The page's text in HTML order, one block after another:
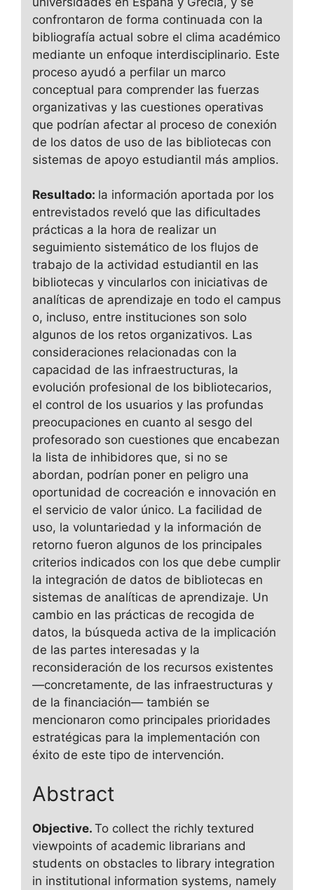
confrontaron de forma continuada con la
bibliografía actual sobre el clima académico
mediante un enfoque interdisciplinario. Este
proceso ayudó a perfilar un marco
conceptual para comprender las fuerzas
organizativas y las cuestiones operativas
que podrían afectar al proceso de conexión
de los datos de uso de las bibliotecas con
sistemas de apoyo estudiantil más amplios.
Resultado: la información aportada por los
entrevistados reveló que las dificultades
prácticas a la hora de realizar un
seguimiento sistemático de los flujos de
trabajo de la actividad estudiantil en las
bibliotecas y vincularlos con iniciativas de
analíticas de aprendizaje en todo el campus
o, incluso, entre instituciones son solo
algunos de los retos organizativos. Las
consideraciones relacionadas con la
capacidad de las infraestructuras, la
evolución profesional de los bibliotecarios,
el control de los usuarios y las profundas
preocupaciones en cuanto al sesgo del
profesorado son cuestiones que encabezan
la lista de inhibidores que, si no se
abordan, podrían poner en peligro una
oportunidad de cocreación e innovación en
el servicio de valor único. La facilidad de
uso, la voluntariedad y la información de
retorno fueron algunos de los principales
criterios indicados con los que debe cumplir
la integración de datos de bibliotecas en
sistemas de analíticas de aprendizaje. Un
cambio en las prácticas de recogida de
datos, la búsqueda activa de la implicación
de las partes interesadas y la
reconsideración de los recursos existentes
—concretamente, de las infraestructuras y
de la financiación— también se
mencionaron como principales prioridades
estratégicas para la implementación con
éxito de este tipo de intervención.
Abstract
Objective. To collect the richly textured
viewpoints of academic librarians and
students on obstacles to library integration
in institutional information systems, namely